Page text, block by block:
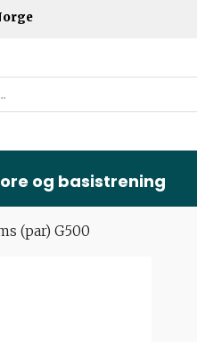
og basistrening
(par) G500